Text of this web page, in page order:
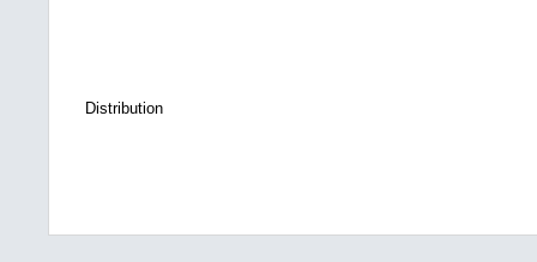
Distribution